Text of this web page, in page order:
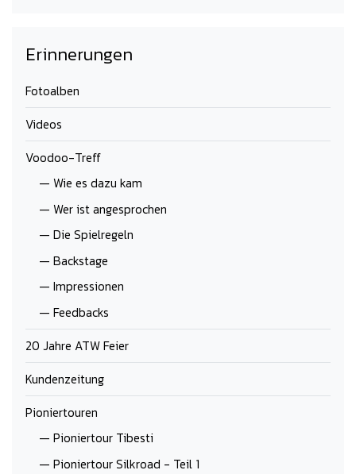
Erinnerungen
Fotoalben
Videos
Voodoo-Treff
— Wie es dazu kam
— Wer ist angesprochen
— Die Spielregeln
— Backstage
— Impressionen
— Feedbacks
20 Jahre ATW Feier
Kundenzeitung
Pioniertouren
— Pioniertour Tibesti
— Pioniertour Silkroad - Teil 1